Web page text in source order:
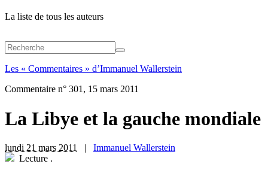
La liste de tous les auteurs
Les « Commentaires » d’Immanuel Wallerstein
Commentaire n° 301, 15 mars 2011
La Libye et la gauche mondiale
lundi 21 mars 2011 | Immanuel Wallerstein
Lecture .